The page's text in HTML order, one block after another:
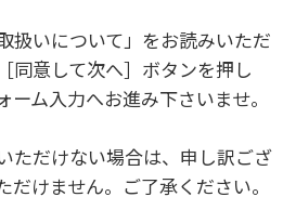
扱いについて」をお読みいただ
同意して次へ］ボタンを押し
ム入力へお進み下さいませ。
ただけない場合は、申し訳ござ
だけません。ご了承ください。